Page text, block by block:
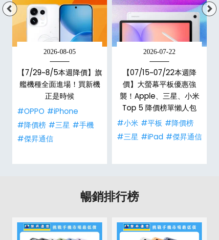
2026-08-05
【7/29~8/5本週降價】旗
艦機種全面進場！買新機
正是時候
#OPPO #iPhone
#降價榜 #三星 #手機
#傑昇通信
2026-07-22
【07/15~07/22本週降
價】大螢幕平板優惠強
襲！Apple、三星、小米
Top 5 降價榜單懶人包
#小米 #平板 #降價榜
#三星 #iPad #傑昇通信
暢銷排行榜